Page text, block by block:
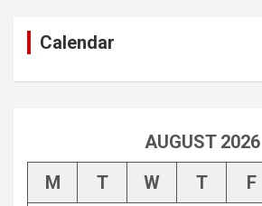
Calendar
AUGUST 2026
M
T W T F